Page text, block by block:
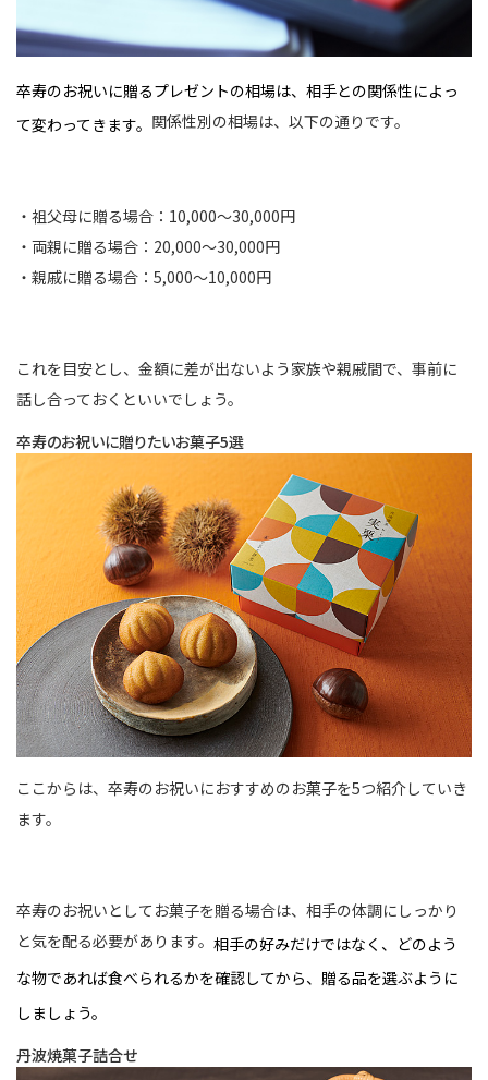
卒寿のお祝いに贈るプレゼントの相場は、相手との関係性によっ
て変わってきます。 関係性別の相場は、以下の通りです。
・祖父母に贈る場合：10,000〜30,000円
・両親に贈る場合：20,000〜30,000円
・親戚に贈る場合：5,000〜10,000円
これを目安とし、金額に差が出ないよう家族や親戚間で、事前に
話し合っておくといいでしょう。
卒寿のお祝いに贈りたいお菓子5選
ここからは、卒寿のお祝いにおすすめのお菓子を5つ紹介していき
ます。
卒寿のお祝いとしてお菓子を贈る場合は、相手の体調にしっかり
と気を配る必要があります。 相手の好みだけではなく、どのよう
な物であれば食べられるかを確認してから、贈る品を選ぶように
しましょう。
丹波焼菓子詰合せ